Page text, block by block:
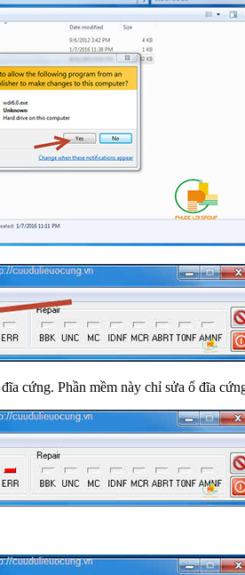
cứng. Phần mềm này chỉ sửa ổ đĩa